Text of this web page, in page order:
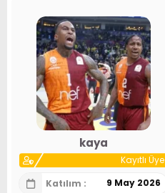
kaya
Kayıtlı Üye
Katılım
9 May 2026